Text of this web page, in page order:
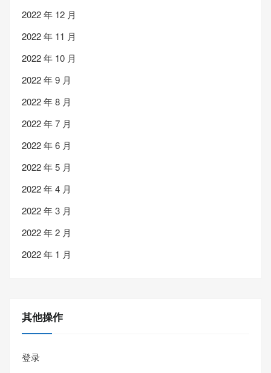
2022 年 12 月
2022 年 11 月
2022 年 10 月
2022 年 9 月
2022 年 8 月
2022 年 7 月
2022 年 6 月
2022 年 5 月
2022 年 4 月
2022 年 3 月
2022 年 2 月
2022 年 1 月
其他操作
登录